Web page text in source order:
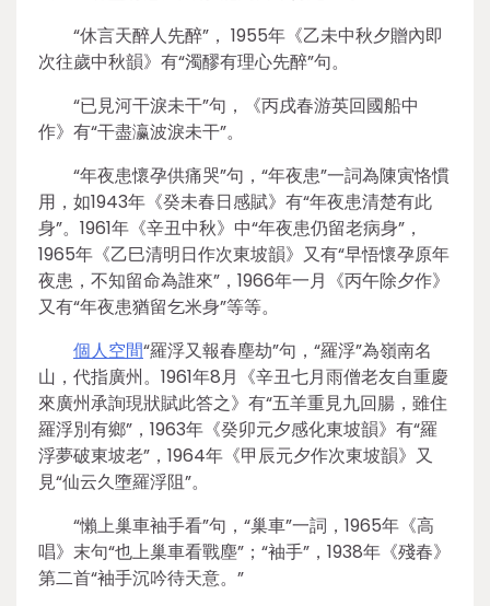
“休言天醉人先醉”， 1955年《乙未中秋夕贈內即
次往歲中秋韻》有“濁醪有理心先醉”句。
“已見河干淚未干”句，《丙戌春游英回國船中
作》有“干盡瀛波淚未干”。
“年夜患懷孕供痛哭”句，“年夜患”一詞為陳寅恪慣
用，如1943年《癸未春日感賦》有“年夜患清楚有此
身”。1961年《辛丑中秋》中“年夜患仍留老病身”，
1965年《乙巳清明日作次東坡韻》又有“早悟懷孕原年
夜患，不知留命為誰來”，1966年一月《丙午除夕作》
又有“年夜患猶留乞米身”等等。
個人空間“羅浮又報春塵劫”句，“羅浮”為嶺南名
山，代指廣州。1961年8月《辛丑七月雨僧老友自重慶
來廣州承詢現狀賦此答之》有“五羊重見九回腸，雖住
羅浮別有鄉”，1963年《癸卯元夕感化東坡韻》有“羅
浮夢破東坡老”，1964年《甲辰元夕作次東坡韻》又
見“仙云久墮羅浮阻”。
“懶上巢車袖手看”句，“巢車”一詞，1965年《高
唱》末句“也上巢車看戰塵”；“袖手”，1938年《殘春》
第二首“袖手沉吟待天意。”